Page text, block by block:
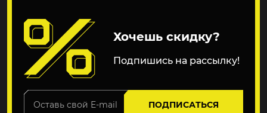
Хочешь скидку?
Подпишись на рассылку!
ПОДПИСАТЬСЯ